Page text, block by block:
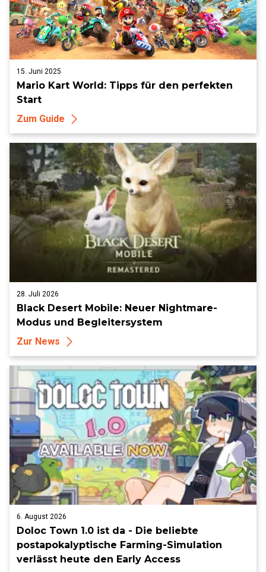
15. Juni 2025
Mario Kart World: Tipps für den perfekten
Start
Zum Guide
28. Juli 2026
Black Desert Mobile: Neuer Nightmare-
Modus und Begleitersystem
Zur News
6. August 2026
Doloc Town 1.0 ist da - Die beliebte
postapokalyptische Farming-Simulation
verlässt heute den Early Access